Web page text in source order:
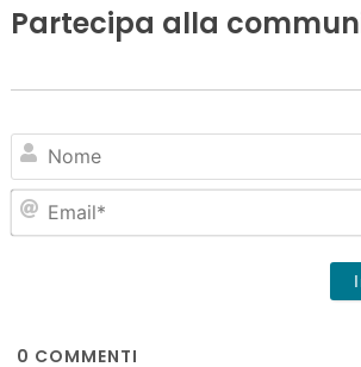
Partecipa alla
0 COMMENTI